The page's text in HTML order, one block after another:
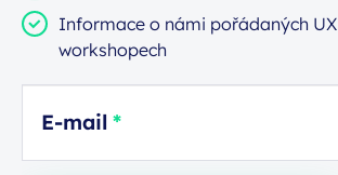
Informace o námi pořádaných UX
workshopech
E-mail